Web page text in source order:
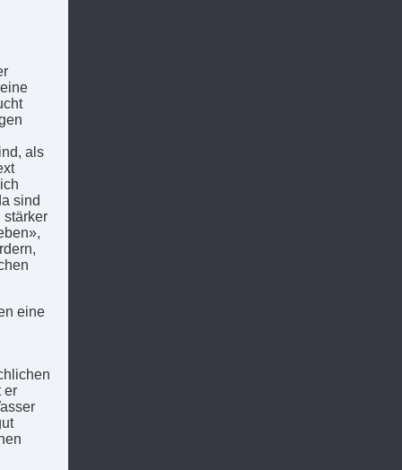
als
sind
stärker
eine
er